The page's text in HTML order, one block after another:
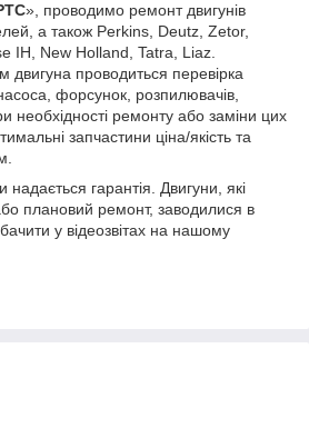
», проводимо ремонт двигунів
а також Perkins, Deutz, Zetor,
IH, New Holland, Tatra, Liaz.
проводиться перевірка
форсунок, розпилювачів,
необхідності ремонту або заміни цих
запчастини ціна/якість та
надається гарантія. Двигуни, які
плановий ремонт, заводилися в
у відеозвітах на нашому